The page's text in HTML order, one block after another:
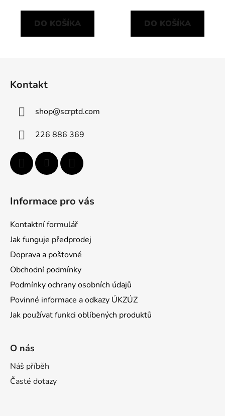
DO KOŠÍKA DO KOŠÍKA
Kontakt
shop@scrptd.com
226 886 369
Informace pro vás
Kontaktní formulář
Jak funguje předprodej
Doprava a poštovné
Obchodní podmínky
Podmínky ochrany osobních údajů
Povinné informace a odkazy ÚKZÚZ
Jak používat funkci oblíbených produktů
O nás
Náš příběh
Časté dotazy